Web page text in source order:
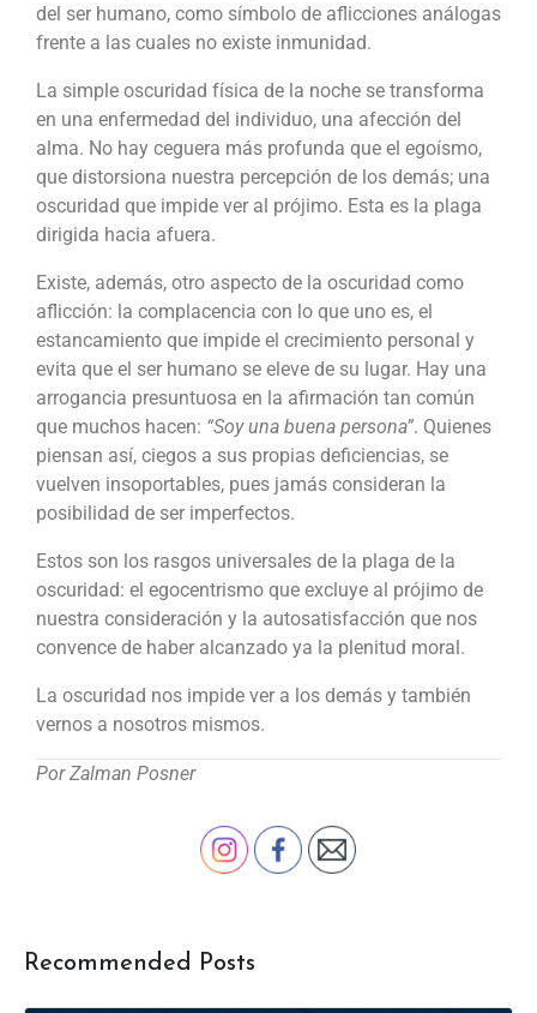
del ser humano, como símbolo de aflicciones análogas
frente a las cuales no existe inmunidad.
La simple oscuridad física de la noche se transforma
en una enfermedad del individuo, una afección del
alma. No hay ceguera más profunda que el egoísmo,
que distorsiona nuestra percepción de los demás; una
oscuridad que impide ver al prójimo. Esta es la plaga
dirigida hacia afuera.
Existe, además, otro aspecto de la oscuridad como
aflicción: la complacencia con lo que uno es, el
estancamiento que impide el crecimiento personal y
evita que el ser humano se eleve de su lugar. Hay una
arrogancia presuntuosa en la afirmación tan común
que muchos hacen: “Soy una buena persona”. Quienes
piensan así, ciegos a sus propias deficiencias, se
vuelven insoportables, pues jamás consideran la
posibilidad de ser imperfectos.
Estos son los rasgos universales de la plaga de la
oscuridad: el egocentrismo que excluye al prójimo de
nuestra consideración y la autosatisfacción que nos
convence de haber alcanzado ya la plenitud moral.
La oscuridad nos impide ver a los demás y también
vernos a nosotros mismos.
Por Zalman Posner
Recommended Posts